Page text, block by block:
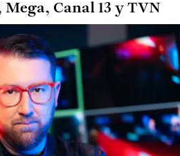
Mega, Canal 13 y TVN